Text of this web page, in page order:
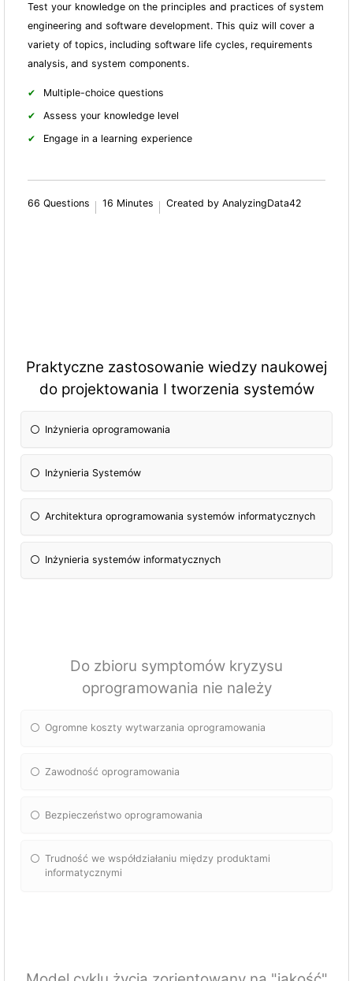
Test your knowledge on the principles and practices of system
engineering and software development. This quiz will cover a
variety of topics, including software life cycles, requirements
analysis, and system components.
Multiple-choice questions
Assess your knowledge level
Engage in a learning experience
66 Questions 16 Minutes Created by AnalyzingData42
Praktyczne zastosowanie wiedzy naukowej
do projektowania I tworzenia systemów
Inżynieria oprogramowania
Inżynieria Systemów
Architektura oprogramowania systemów informatycznych
Inżynieria systemów informatycznych
Do zbioru symptomów kryzysu
oprogramowania nie należy
Ogromne koszty wytwarzania oprogramowania
Zawodność oprogramowania
Bezpieczeństwo oprogramowania
Trudność we współdziałaniu między produktami
informatycznymi